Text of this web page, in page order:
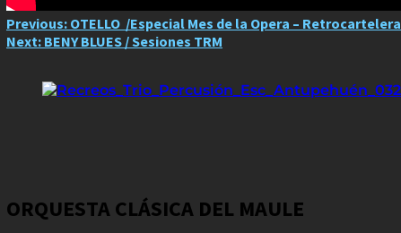
Post
navigation
Previous: OTELLO /Especial Mes de la Opera – Retrocartelera
Next: BENY BLUES / Sesiones TRM
ORQUESTA CLÁSICA DEL MAULE